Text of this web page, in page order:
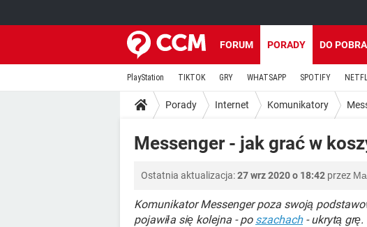
FORUM PORADY DO
PlayStation TIKTOK GRY WHATSAPP SPOTIFY
Porady Internet Komunikatory
Messenger - jak grać w
Ostatnia aktualizacja:27 wrz 2020 o 18:42 przez
Komunikator Messenger poza swoją
pojawiła się kolejna - po szachach- ukrytą grę.